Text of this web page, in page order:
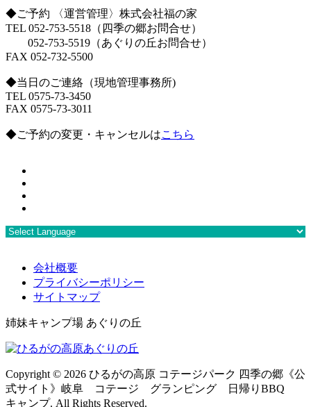
◆ご予約 〈運営管理〉株式会社福の家
TEL 052-753-5518（四季の郷お問合せ）
052-753-5519（あぐりの丘お問合せ）
FAX 052-732-5500
◆当日のご連絡（現地管理事務所)
TEL 0575-73-3450
FAX 0575-73-3011
◆ご予約の変更・キャンセルはこちら
会社概要
プライバシーポリシー
サイトマップ
姉妹キャンプ場 あぐりの丘
Copyright © 2026 ひるがの高原 コテージパーク 四季の郷《公
式サイト》岐阜 コテージ グランピング 日帰りBBQ
キャンプ. All Rights Reserved.